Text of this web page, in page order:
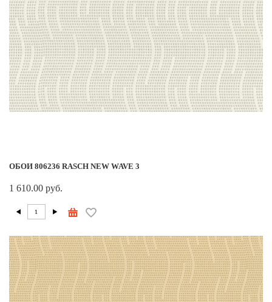
ОБОИ 806236 RASCH NEW WAVE 3
1 610.00 руб.